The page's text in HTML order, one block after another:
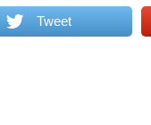
Tweet